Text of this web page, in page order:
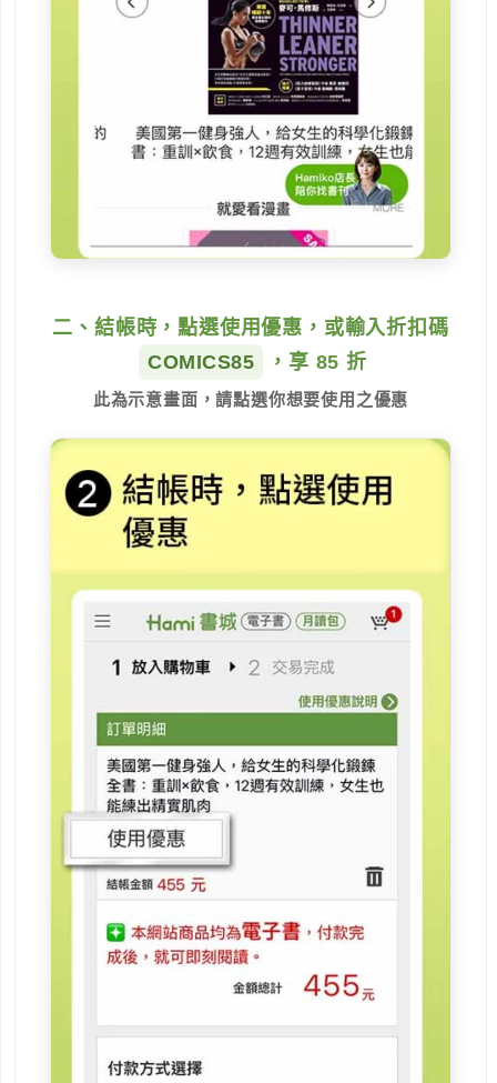
二、結帳時，點選使用優惠，或輸入折扣碼
COMICS85
，享 85 折
此為示意畫面，請點選你想要使用之優惠